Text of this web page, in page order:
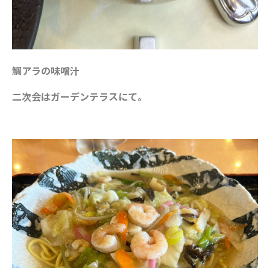
鯛アラの味噌汁
二次会はガーデンテラスにて。